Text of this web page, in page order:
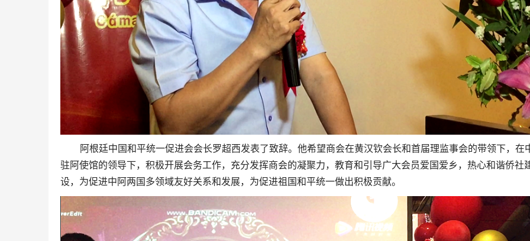
阿根廷中国和平统一促进会会长罗超西发表了致辞。他希望商会在黄汉钦会长和首届理监事会的带领下，在
驻阿使馆的领导下，积极开展会务工作，充分发挥商会的凝聚力，教育和引导广大会员爱国爱乡，热心和谐侨社
设，为促进中阿两国多领域友好关系和发展，为促进祖国和平统一做出积极贡献。